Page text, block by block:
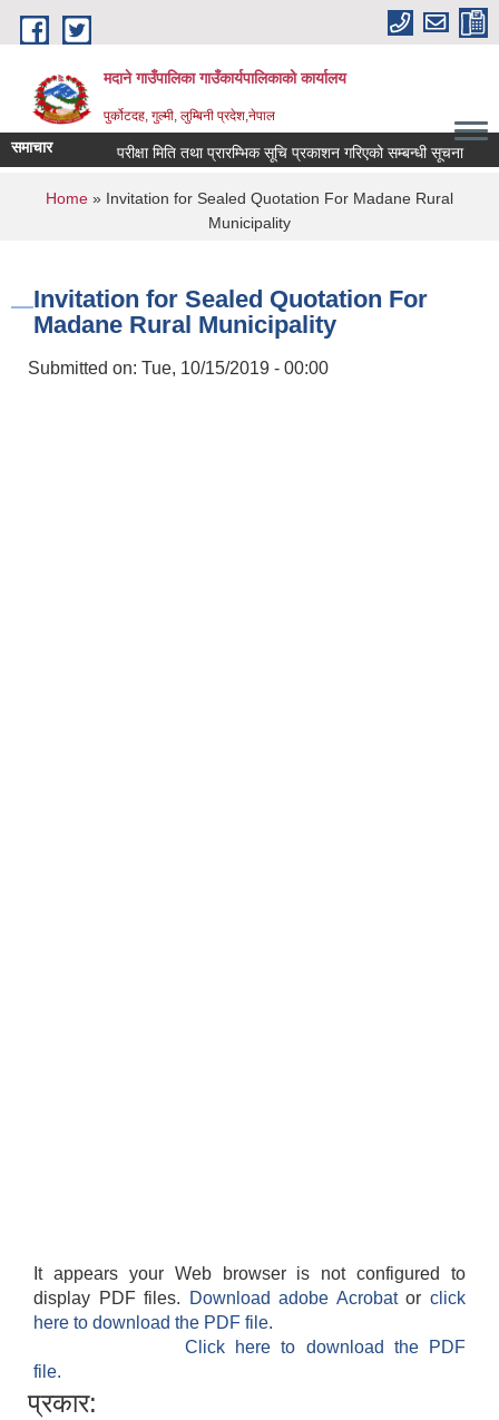
Skip to main content
मदाने गाउँपालिका गाउँकार्यपालिकाको कार्यालय
पुर्कोटदह, गुल्मी, लुम्बिनी प्रदेश,नेपाल
समाचार परीक्षा मिति तथा प्रारम्भिक सूचि प्रकाशन गरिएको सम्बन्धी सूचना
You are here
Home » Invitation for Sealed Quotation For Madane Rural
Municipality
Invitation for Sealed Quotation For
Madane Rural Municipality
Submitted on: Tue, 10/15/2019 - 00:00
It appears your Web browser is not configured to
display PDF files.
Download adobe Acrobatorclick
here to download the PDF file.
Click here to download the PDF
file.
प्रकार: